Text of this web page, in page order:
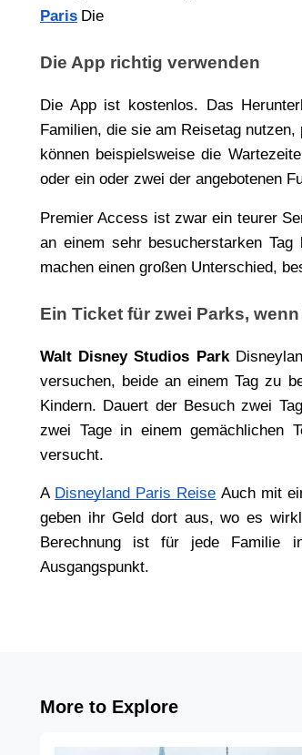
Paris Die
Die App richtig verwenden
Die App ist kostenlos. Das
Familien, die sie am Reisetag
können beispielsweise die
oder ein oder zwei der angebotenen
Premier Access ist zwar ein teurer
an einem sehr besucherstarken
machen einen großen Unterschied,
Ein Ticket für zwei Parks,
Walt Disney Studios Park
versuchen, beide an einem Tag zu
Kindern. Dauert der Besuch zwei
zwei Tage in einem gemächlichen
versucht.
A Disneyland Paris Reise Auch mit
geben ihr Geld dort aus, wo es
Berechnung ist für jede Familie
Ausgangspunkt.
More to Explore